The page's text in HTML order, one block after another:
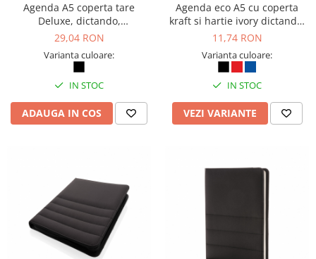
Agenda A5 coperta tare
Deluxe, dictando,
personalizabila
29,04 RON
Varianta culoare:
IN STOC
ADAUGA IN COS
Agenda eco A5 cu coperta
kraft si hartie ivory dictando,
personalizabila
11,74 RON
Varianta culoare:
IN STOC
VEZI VARIANTE